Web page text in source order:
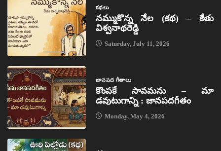
కథలు
నమ్ముకొన్న నేల (కథ) – కేతు
విశ్వనాథరెడ్డి
Saturday, July 11, 2026
జానపద గీతాలు
కొంపకే సావమను – మా
డవుటుగాన్ని : జానపదగీతం
Monday, May 4, 2026